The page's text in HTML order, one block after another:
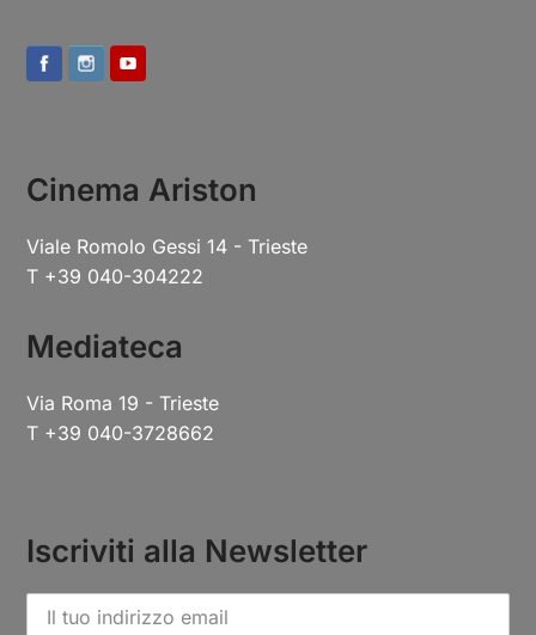
Cinema Ariston
Viale Romolo Gessi 14 - Trieste
T +39 040-304222
Mediateca
Via Roma 19 - Trieste
T +39 040-3728662
Iscriviti alla Newsletter